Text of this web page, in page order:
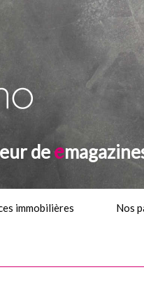
dee
immobilières Nos